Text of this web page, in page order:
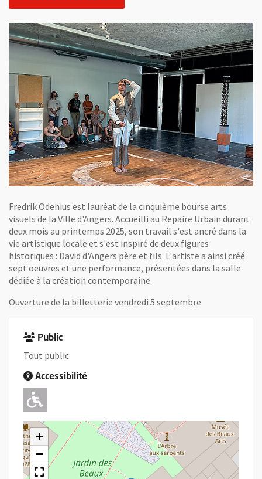
Fredrik Odenius est lauréat de la cinquième bourse arts
visuels de la Ville d'Angers. Accueilli au Repaire Urbain durant
deux mois au printemps 2025, son travail s'est ancré dans la
vie artistique locale et s'est inspiré de deux figures
historiques : David d'Angers père et fils. L'artiste a ainsi créé
sept oeuvres et une performance, présentées dans la salle
dédiée à la création contemporaine.
Ouverture de la billetterie vendredi 5 septembre
Public
Tout public
Accessibilité
Adapté pour l'handicap Moteur
+
−